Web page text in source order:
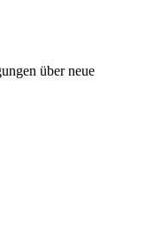
über neue